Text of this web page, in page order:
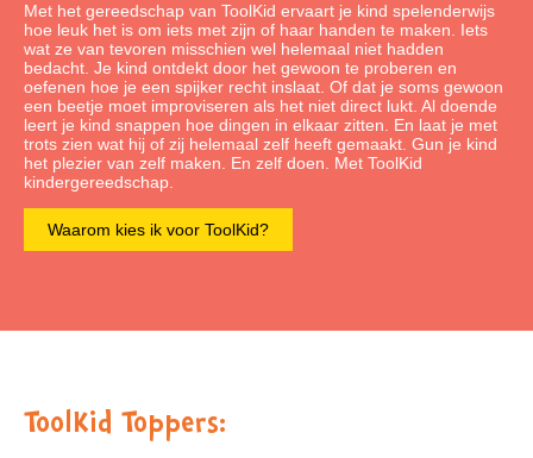
Met het gereedschap van ToolKid ervaart je kind spelenderwijs
hoe leuk het is om iets met zijn of haar handen te maken. Iets
wat ze van tevoren misschien wel helemaal niet hadden
bedacht. Je kind ontdekt door het gewoon te proberen en
oefenen hoe je een spijker recht inslaat. Of dat je soms gewoon
een beetje moet improviseren als het niet direct lukt. Al doende
leert je kind snappen hoe dingen in elkaar zitten. En laat je met
trots zien wat hij of zij helemaal zelf heeft gemaakt. Gun je kind
het plezier van zelf maken. En zelf doen. Met ToolKid
kindergereedschap.
Waarom kies ik voor ToolKid?
ToolKid Toppers: